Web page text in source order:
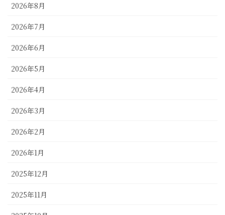
2026年8月
2026年7月
2026年6月
2026年5月
2026年4月
2026年3月
2026年2月
2026年1月
2025年12月
2025年11月